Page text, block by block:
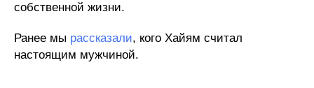
собственной жизни.
Ранее мы рассказали, кого Хайям считал
настоящим мужчиной.